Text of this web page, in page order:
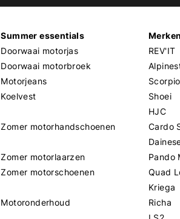
Summer essentials
Doorwaai motorjas
Doorwaai motorbroek
Motorjeans
Koelvest
Zomer motorhandschoenen
Zomer motorlaarzen
Zomer motorschoenen
Motoronderhoud
Merken
REV'IT
Shoei
HJC
Cardo
Pando
Quad
Kriega
Richa